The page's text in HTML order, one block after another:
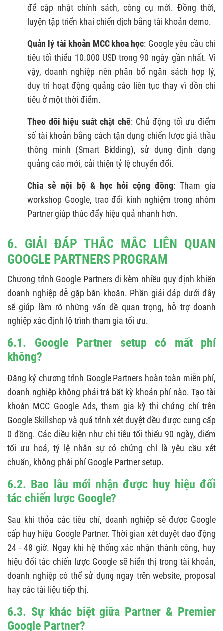
để cập nhật chính sách, công cụ mới. Đồng thời,
luyện tập triển khai chiến dịch bằng tài khoản demo.
Quản lý tài khoản MCC khoa học: Google yêu cầu chi
tiêu tối thiểu 10.000 USD trong 90 ngày gần nhất. Vì
vậy, doanh nghiệp nên phân bổ ngân sách hợp lý,
duy trì hoạt động quảng cáo liên tục thay vì dồn chi
tiêu ở một thời điểm.
Theo dõi hiệu suất chặt chẽ: Chủ động tối ưu điểm
số tài khoản bằng cách tận dụng chiến lược giá thầu
thông minh (Smart Bidding), sử dụng định dạng
quảng cáo mới, cải thiện tỷ lệ chuyển đổi.
Chia sẻ nội bộ & học hỏi cộng đồng: Tham gia
workshop Google, trao đổi kinh nghiệm trong nhóm
Partner giúp thúc đẩy hiệu quả nhanh hơn.
6. GIẢI ĐÁP THẮC MẮC LIÊN QUAN
GOOGLE PARTNERS PROGRAM
Chương trình Google Partners đi kèm nhiều quy định khiến
doanh nghiệp dễ gặp băn khoăn. Phần giải đáp dưới đây
sẽ giúp làm rõ những vấn đề quan trọng, hỗ trợ doanh
nghiệp xác định lộ trình tham gia tối ưu.
6.1. Google Partner setup có mất phí
không?
Đăng ký chương trình Google Partners hoàn toàn miễn phí,
doanh nghiệp không phải trả bất kỳ khoản phí nào. Tạo tài
khoản MCC Google Ads, tham gia kỳ thi chứng chỉ trên
Google Skillshop và quá trình xét duyệt đều được cung cấp
0 đồng. Các điều kiện như chi tiêu tối thiểu 90 ngày, điểm
tối ưu hoá, tỷ lệ nhân sự có chứng chỉ là yêu cầu xét
chuẩn, không phải phí Google Partner setup.
6.2. Bao lâu mới nhận được huy hiệu đối
tác chiến lược Google?
Sau khi thỏa các tiêu chí, doanh nghiệp sẽ được Google
cấp huy hiệu Google Partner. Thời gian xét duyệt dao động
24 - 48 giờ. Ngay khi hệ thống xác nhận thành công, huy
hiệu đối tác chiến lược Google sẽ hiển thị trong tài khoản,
doanh nghiệp có thể sử dụng ngay trên website, proposal
hay các tài liệu tiếp thị.
6.3. Sự khác biệt giữa Partner & Premier
Google Partner?